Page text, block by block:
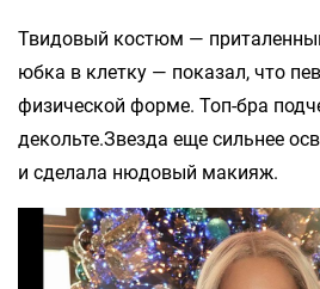
Твидовый костюм —
юбка в клетку — показал, что
физической форме. Топ-бра
декольте.Звезда еще сильнее
и сделала нюдовый макияж.